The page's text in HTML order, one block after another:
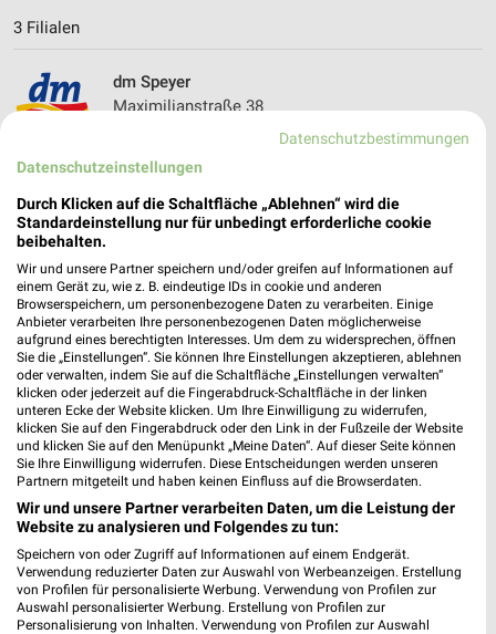
3 Filialen
dm Speyer
Maximilianstraße 38
Heute 08:30 - 20:00 Uhr |
2,34 km
dm Speyer
St.-German-Straße 9 a
67346 Speyer
Heute 08:00 - 20:30 Uhr | Geschlossen
2,90 km
dm Schifferstadt
Waldspitzweg 3
67105 Schifferstadt
Heute 08:00 - 20:00 Uhr |
5,64 km
Datenschutzbestimmungen
Datenschutzeinstellungen
Durch Klicken auf die Schaltfläche „Ablehnen“ wird die
Standardeinstellung nur für unbedingt erforderliche cookie
beibehalten.
Wir und unsere Partner speichern und/oder greifen auf Informationen auf
einem Gerät zu, wie z. B. eindeutige IDs in cookie und anderen
Browserspeichern, um personenbezogene Daten zu verarbeiten. Einige
Anbieter verarbeiten Ihre personenbezogenen Daten möglicherweise
aufgrund eines berechtigten Interesses. Um dem zu widersprechen, öffnen
Sie die „Einstellungen“. Sie können Ihre Einstellungen akzeptieren, ablehnen
oder verwalten, indem Sie auf die Schaltfläche „Einstellungen verwalten“
klicken oder jederzeit auf die Fingerabdruck-Schaltfläche in der linken
unteren Ecke der Website klicken. Um Ihre Einwilligung zu widerrufen,
klicken Sie auf den Fingerabdruck oder den Link in der Fußzeile der Website
und klicken Sie auf den Menüpunkt „Meine Daten“. Auf dieser Seite können
Sie Ihre Einwilligung widerrufen. Diese Entscheidungen werden unseren
Partnern mitgeteilt und haben keinen Einfluss auf die Browserdaten.
Wir und unsere Partner verarbeiten Daten, um die Leistung der
Website zu analysieren und Folgendes zu tun:
Speichern von oder Zugriff auf Informationen auf einem Endgerät.
Verwendung reduzierter Daten zur Auswahl von Werbeanzeigen. Erstellung
von Profilen für personalisierte Werbung. Verwendung von Profilen zur
Auswahl personalisierter Werbung. Erstellung von Profilen zur
Personalisierung von Inhalten. Verwendung von Profilen zur Auswahl